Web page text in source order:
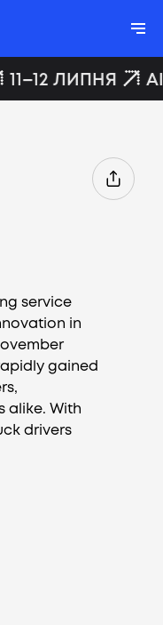
11–12 ЛИПНЯ
service
in
gained
alike. With
drivers